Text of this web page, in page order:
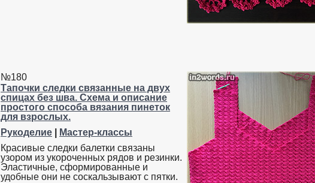
№180
Тапочки следки связанные на двух
спицах без шва. Схема и описание
простого способа вязания пинеток
для взрослых.
Рукоделие
Мастер-классы
Красивые следки балетки связаны
узором из укороченных рядов и резинки.
Эластичные, сформированные и
удобные они не соскальзывают с пятки.